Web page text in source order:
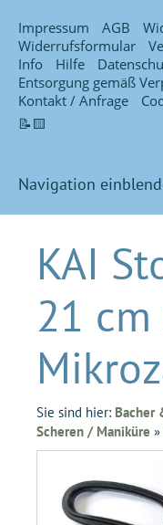
Impressum AGB
Widerrufsformular
Info
Hilfe
Entsorgung gemäß
Kontakt / Anfrage
📝🟨
Navigation
KAI
21
Sie sind hier: Bacher
Scheren / Maniküre »